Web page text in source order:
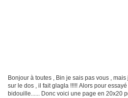
Bonjour à toutes , Bin je sais pas vous ,
sur le dos , il fait glagla !!!!! Alors pour
bidouille...... Donc voici une page en 20x20